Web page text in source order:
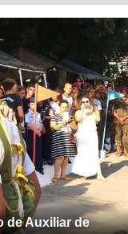
de Auxiliar de